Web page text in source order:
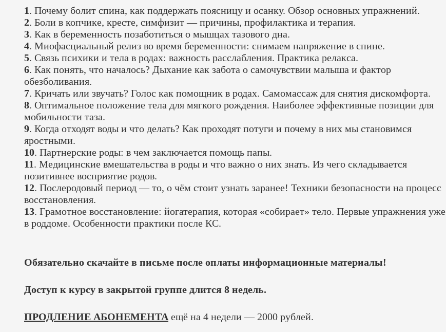
1. Почему болит спина, как поддержать поясницу и осанку. Обзор основных упражнений.
2. Боли в копчике, кресте, симфизит — причины, профилактика и терапия.
3. Как в беременность позаботиться о мышцах тазового дна.
4. Миофасциальный релиз во время беременности: снимаем напряжение в спине.
5. Связь психики и тела в родах: важность расслабления. Практика релакса.
6. Как понять, что началось? Дыхание как забота о самочувствии малыша и фактор
обезболивания.
7. Кричать или звучать? Голос как помощник в родах. Самомассаж для снятия дискомфорта.
8. Оптимальное положение тела для мягкого рождения. Наиболее эффективные позиции для
мобильности таза.
9. Когда отходят воды и что делать? Как проходят потуги и почему в них мы становимся
яростными.
10. Партнерские роды: в чем заключается помощь папы.
11. Медицинские вмешательства в роды и что важно о них знать. Из чего складывается
позитивнее восприятие родов.
12. Послеродовый период — то, о чём стоит узнать заранее! Техники безопасности на процесс
восстановления.
13. Грамотное восстановление: йогатерапия, которая «собирает» тело. Первые упражнения уже
в роддоме. Особенности практики после КС.
Обязательно скачайте в письме после оплаты информационные материалы!
Доступ к курсу в закрытой группе длится 8 недель.
ПРОДЛЕНИЕ АБОНЕМЕНТА ещё на 4 недели — 2000 рублей.